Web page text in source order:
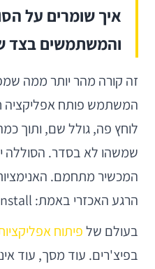
איך שומרים על
והמשתמשים בצד
זה קורה מהר יותר ממה
המשתמש פותח
לוחץ פה, גולל שם, ותוך
שמשהו לא בסדר. הסוללה
המכשיר מתחמם.
הרגע האכזרי באמת: Uninstall.
בעולם שלפיתוח
בפיצ'רים. עוד מסך, עוד